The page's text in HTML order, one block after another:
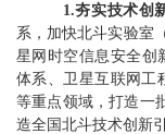
1.夯实技术创
系，加快北斗实验室
星网时空信息安全创
体系、卫星互联网工
等重点领域，打造一
造全国北斗技术创新